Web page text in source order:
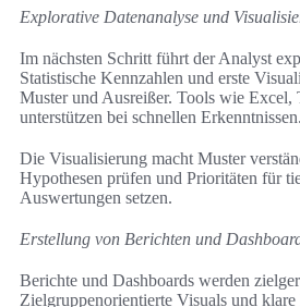
Explorative Datenanalyse und
Im nächsten Schritt führt der Analyst
Statistische Kennzahlen und erste
Muster und Ausreißer. Tools wie Excel,
unterstützen bei schnellen Erkenntnissen.
Die Visualisierung macht Muster
Hypothesen prüfen und Prioritäten für
Auswertungen setzen.
Erstellung von Berichten und
Berichte und Dashboards werden
Zielgruppenorientierte Visuals und